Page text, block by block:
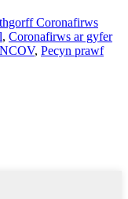
Coronafirws
, Coronafirws ar gyfer
, Pecyn prawf